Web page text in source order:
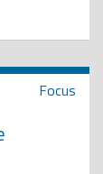
Focus